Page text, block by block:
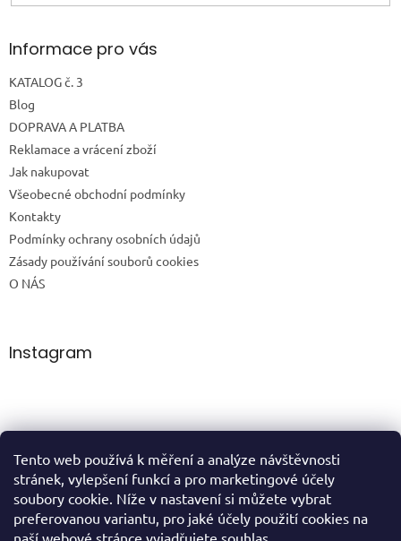
Tento web používá k měření a analýze návštěvnosti
stránek, vylepšení funkcí a pro marketingové účely
soubory cookie. Níže v nastavení si můžete vybrat
preferovanou variantu, pro jaké účely použití cookies na
naší webové stránce vyjadřujete souhlas.
Informace pro vás
KATALOG č. 3
Blog
DOPRAVA A PLATBA
Reklamace a vrácení zboží
Jak nakupovat
Všeobecné obchodní podmínky
Kontakty
Podmínky ochrany osobních údajů
Zásady používání souborů cookies
O NÁS
Instagram
Sledovat na Instagramu
domů